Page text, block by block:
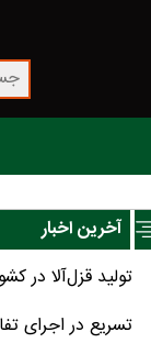
آخرین اخبار
تولید قزل‌آلا در کشور از ۲۷۳ هزار تن
تسریع در اجرای